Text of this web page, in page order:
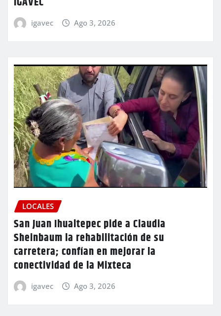
igavec Ago 3, 2026
LOCALES
San Juan Ihualtepec pide a Claudia
Sheinbaum la rehabilitación de su
carretera; confían en mejorar la
conectividad de la Mixteca
igavec Ago 3, 2026